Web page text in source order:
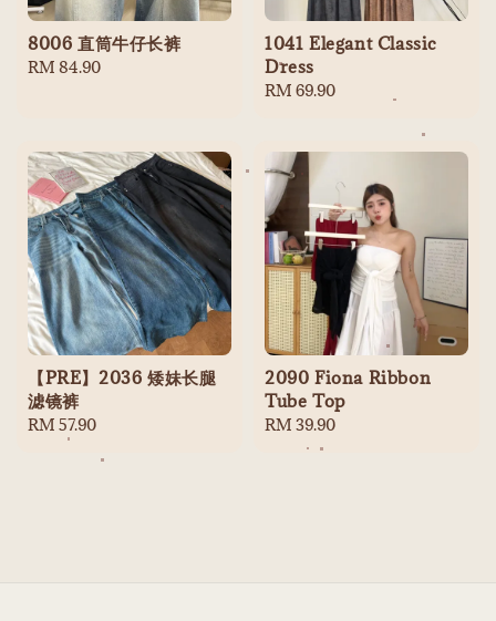
8006 直筒牛仔长裤
Regular
RM 84.90
1041 Elegant Classic
Dress
Regular
RM 69.90
【PRE】2036 矮妹长腿
滤镜裤
Regular
RM 57.90
2090 Fiona Ribbon
Tube Top
Regular
RM 39.90